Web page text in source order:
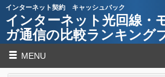
インターネット契約 キャッシュバック
インターネット光回線・
ガ通信の比較ランキング
MENU